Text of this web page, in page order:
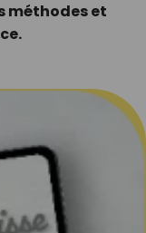
méthodes et